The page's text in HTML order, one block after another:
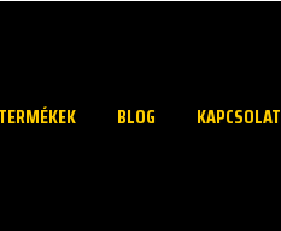
TERMÉKEK BLOG KAPCSOLAT